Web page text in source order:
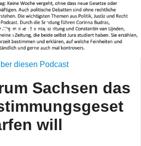
diesen Podcast
Sachsen das
will